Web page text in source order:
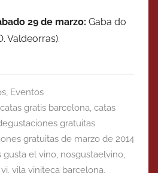
29 de marzo: Gaba do
Valdeorras).
, Eventos
catas gratis barcelona, catas
gratuitas
gratuitas de marzo de 2014
gusta el vino, nosgustaelvino,
vi, vila viniteca barcelona,